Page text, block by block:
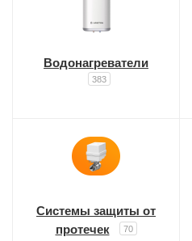
Водонагреватели
383
Системы защиты от
протечек
70